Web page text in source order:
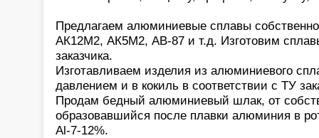
Предлагаем алюминиевые сплавы
АК12М2, АК5М2, АВ-87 и т.д. Изготовим
заказчика.
Изготавливаем изделия из алюминиевого
давлением и в кокиль в соответствии с ТУ
Продам бедный алюминиевый шлак, от
образовавшийся после плавки алюминия в
Al-7-12%.